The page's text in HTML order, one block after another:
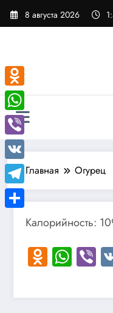
Перейти
8 августа 2026
Главная Огурец
Калорийность:
Odnoklassniki
WhatsApp
Viber
VK
Telegram
Отправить